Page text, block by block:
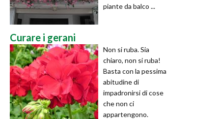
piante da balco ...
Curare i gerani
Non si ruba. Sia
chiaro, non si ruba!
Basta con la pessima
abitudine di
impadronirsi di cose
che non ci
appartengono.